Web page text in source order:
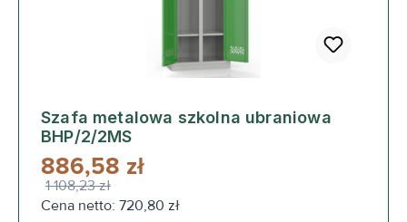
Szafa metalowa szkolna ubraniowa
BHP/2/2MS
886,58 zł
1 108,23 zł
Cena netto: 720,80 zł